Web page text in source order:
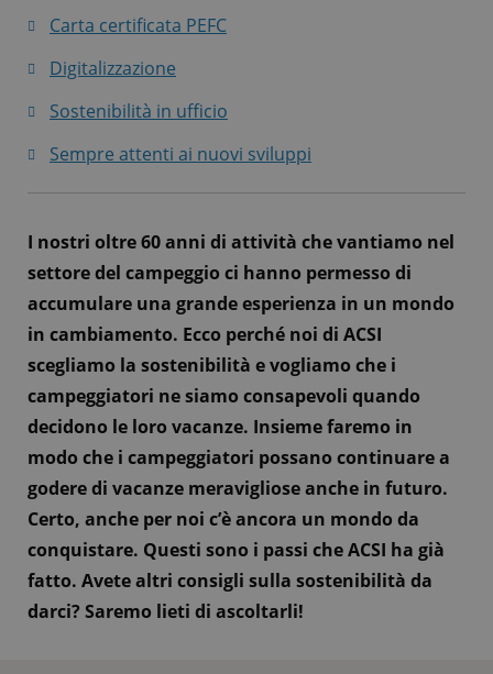
Carta certificata PEFC
Digitalizzazione
Sostenibilità in ufficio
Sempre attenti ai nuovi sviluppi
I nostri oltre 60 anni di attività che vantiamo nel
settore del campeggio ci hanno permesso di
accumulare una grande esperienza in un mondo
in cambiamento. Ecco perché noi di ACSI
scegliamo la sostenibilità e vogliamo che i
campeggiatori ne siamo consapevoli quando
decidono le loro vacanze. Insieme faremo in
modo che i campeggiatori possano continuare a
godere di vacanze meravigliose anche in futuro.
Certo, anche per noi c’è ancora un mondo da
conquistare. Questi sono i passi che ACSI ha già
fatto. Avete altri consigli sulla sostenibilità da
darci? Saremo lieti di ascoltarli!